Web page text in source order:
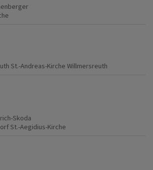
St.-Andreas-Kirche Willmersreuth
Skoda
St.-Aegidius-Kirche